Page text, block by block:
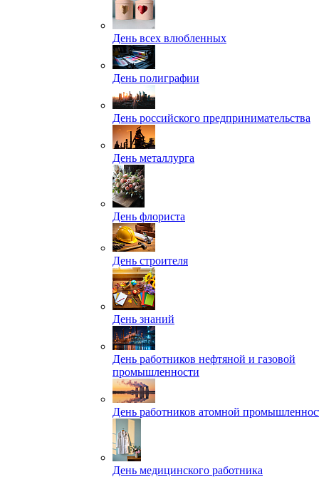
День всех влюбленных
День полиграфии
День российского предпринимательства
День металлурга
День флориста
День строителя
День знаний
День работников нефтяной и газовой
промышленности
День работников атомной
День медицинского работника